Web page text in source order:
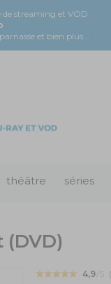
streaming et VOD
et bien plus...
théâtre séries
4,9 /5
(